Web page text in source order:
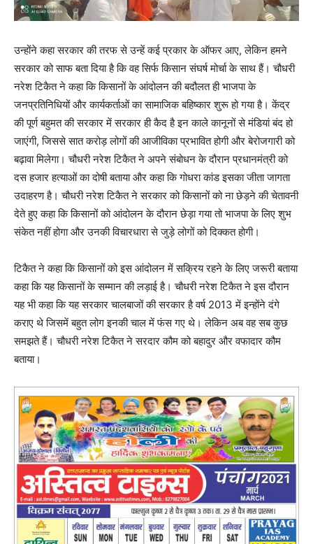
उन्होंने कहा सरकार की तरफ से उन्हें कई प्रकार के ऑफर आए, लेकिन हमने
सरकार को साफ बता दिया है कि वह सिर्फ किसान संघर्ष मोर्चा के साथ हैं। चौधरी
नरेश टिकैत ने कहा कि किसानों के आंदोलन की बदौलत ही भाजपा के
जनप्रतिनिधियों और कार्यकर्ताओं का सामाजिक बहिष्कार शुरू हो गया है। केंद्र
की पूर्ण बहुमत की सरकार में सरकार ही कैद है इन काले कानूनों से मंडियां बंद हो
जाएंगी, जिससे सात करोड़ लोगों की आजीविका प्रभावित होगी और बेरोजगारी को
बढ़ावा मिलेगा। चौधरी नरेश टिकैत ने अपने संबोधन के दौरान प्रधानमंत्री को
दस हजार हत्याओं का दोषी बताया और कहा कि गोधरा कांड इसका जीता जागता
उदाहरण है। चौधरी नरेश टिकैत ने सरकार को किसानों को ना छेड़ने की चेतावनी
देते हुए कहा कि किसानों को आंदोलन के दौरान छेड़ा गया तो भाजपा के लिए शुभ
संकेत नहीं होगा और उनकी विचारधारा से जुड़े लोगों को दिक्कत होगी।
टिकैत ने कहा कि किसानों को इस आंदोलन में सक्रिय रहने के लिए जरूरी बताया
कहा कि यह किसानों के सम्मान की लड़ाई है। चौधरी नरेश टिकैत ने इस दौरान
यह भी कहा कि यह सरकार चालबाजों की सरकार है वर्ष 2013 में इन्होंने दंगे
कराए थे जिसमें बहुत लोग इनकी चाल में फंस गए थे। लेकिन अब वह सब कुछ
समझते हैं। चौधरी नरेश टिकैत ने सरदार कौम को बहादुर और वफादार कौम
बताया।